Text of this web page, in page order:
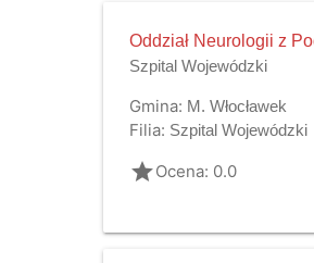
Oddział Neurologii z
Szpital Wojewódzki
Gmina: M. Włocławek
Filia: Szpital Wojewódzki
gradeOcena: 0.0